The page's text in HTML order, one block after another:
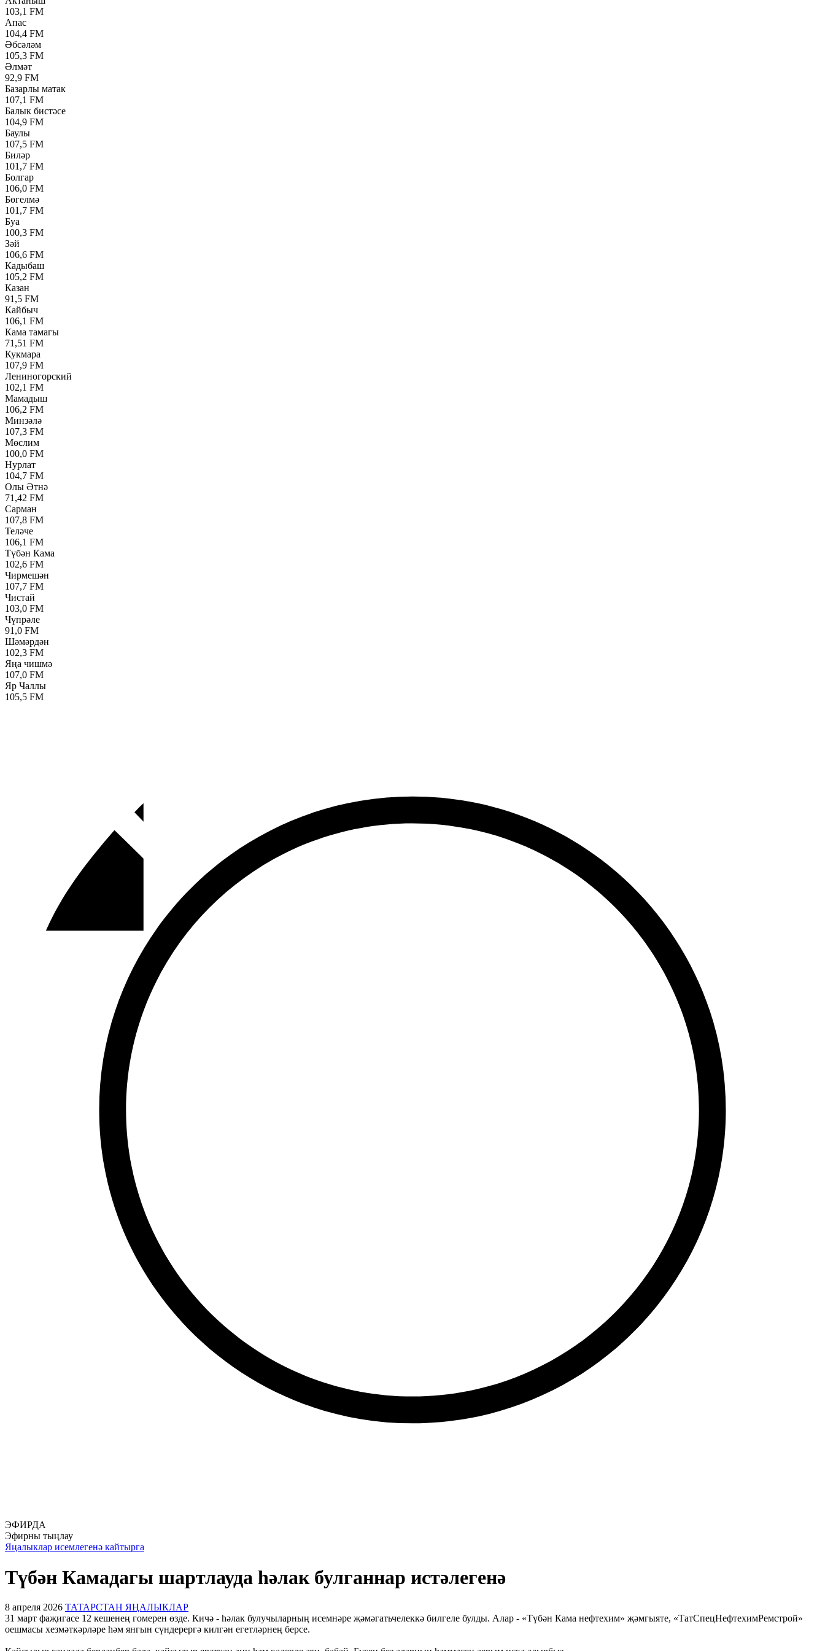
103,1 FM
Апас
104,4 FM
Әбсәләм
105,3 FM
Әлмәт
92,9 FM
Базарлы матак
107,1 FM
Балык бистәсе
104,9 FM
Баулы
107,5 FM
Биләр
101,7 FM
Болгар
106,0 FM
Бөгелмә
101,7 FM
Буа
100,3 FM
Зәй
106,6 FM
Кадыбаш
105,2 FM
Казан
91,5 FM
Кайбыч
106,1 FM
Кама тамагы
71,51 FM
Кукмара
107,9 FM
Лениногорский
102,1 FM
Мамадыш
106,2 FM
Минзәлә
107,3 FM
Мөслим
100,0 FM
Нурлат
104,7 FM
Олы Әтнә
71,42 FM
Сарман
107,8 FM
Теләче
106,1 FM
Түбән Кама
102,6 FM
Чирмешән
107,7 FM
Чистай
103,0 FM
Чүпрәле
91,0 FM
Шәмәрдән
102,3 FM
Яңа чишмә
107,0 FM
Яр Чаллы
105,5 FM
ЭФИРДА
Эфирны тыңлау
Яңалыклар исемлегенә кайтырга
Түбән Камадагы шартлауда һәлак булганнар истәлегенә
8 апреля 2026 ТАТАРСТАН ЯҢАЛЫКЛАР
31 март фаҗигасе 12 кешенең гомерен өзде. Кичә - һәлак булучыларның исемнәре җәмәгатьчелеккә билгеле булды. Алар - «Түбән Кама нефтехим» җәмгыяте, «ТатСпецНефтехимРемстрой»
оешмасы хезмәткәрләре һәм янгын сүндерергә килгән егетләрнең берсе.